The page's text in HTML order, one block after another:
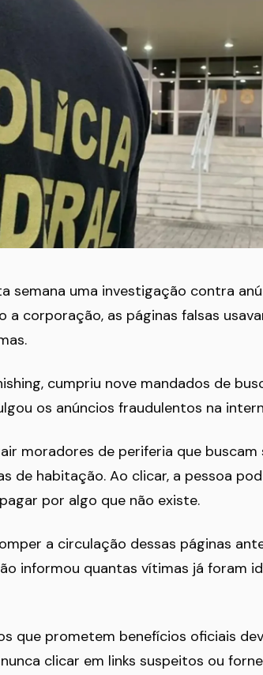
semana uma investigação contra
a corporação, as páginas falsas
cumpriu nove mandados de
os anúncios fraudulentos na
moradores de periferia que
de habitação. Ao clicar, a pessoa
por algo que não existe.
a circulação dessas páginas
informou quantas vítimas já foram
que prometem benefícios oficiais
clicar em links suspeitos ou